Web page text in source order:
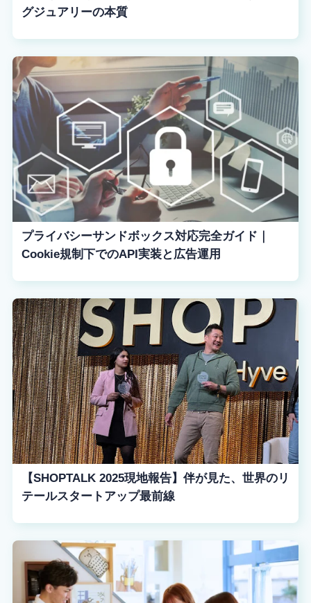
グジュアリーの本質
プライバシーサンドボックス対応完全ガイド｜
Cookie規制下でのAPI実装と広告運用
【SHOPTALK 2025現地報告】伴が見た、世界のリ
テールスタートアップ最前線